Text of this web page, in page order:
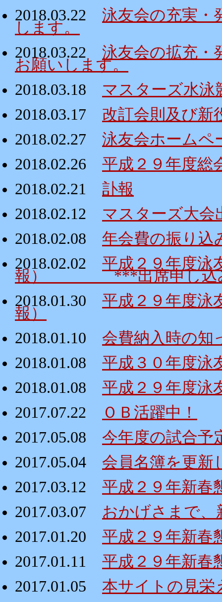
2018.03.22
泳友会の充実・
します。
2018.03.22
泳友会の拡充・
お願いします。
2018.03.18
マスターズ水泳
2018.03.17
改訂会則及び新
2018.02.27
泳友会ホームペ
2018.02.26
平成２９年度総
2018.02.21
訃報
2018.02.12
マスターズ大会
2018.02.08
年会費の振り込
2018.02.02
平成２９年度泳
報） ***出席申し込み
2018.01.30
平成２９年度泳
報）
2018.01.10
会費納入時の知
2018.01.08
平成３０年度泳
2018.01.08
平成２９年度泳
2017.07.22
ＯＢ活躍中！
2017.05.08
今年度の試合予
2017.05.04
会員名簿を更新
2017.03.12
平成２９年新春
2017.03.07
おかげさまで、
2017.01.20
平成２９年新春
2017.01.11
平成２９年新春
2017.01.05
本サイトの見栄